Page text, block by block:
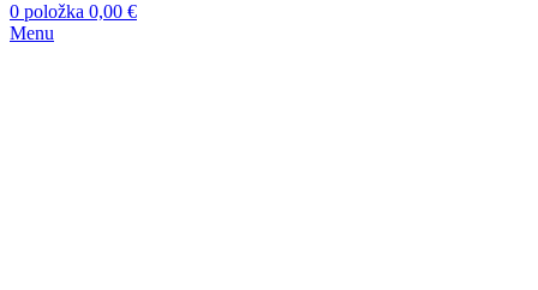
0 položka 0,00 €
Menu